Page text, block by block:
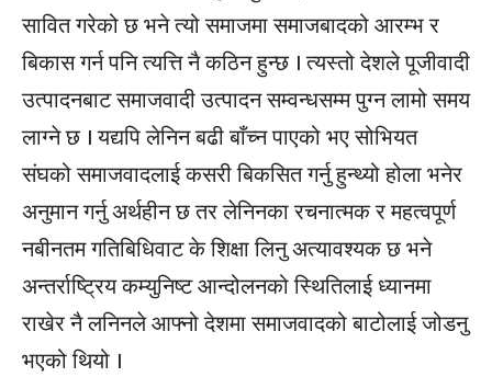
सावित गरेको छ भने त्यो समाजमा समाजबादको आरम्भ र
बिकास गर्न पनि त्यत्ति नै कठिन हुन्छ । त्यस्तो देशले पूजीवादी
उत्पादनबाट समाजवादी उत्पादन सम्वन्धसम्म पुग्न लामो समय
लाग्ने छ । यद्यपि लेनिन बढी बाँच्न पाएको भए सोभियत
संघको समाजवादलाई कसरी बिकसित गर्नु हुन्थ्यो होला भनेर
अनुमान गर्नु अर्थहीन छ तर लेनिनका रचनात्मक र महत्वपूर्ण
नबीनतम गतिबिधिवाट के शिक्षा लिनु अत्यावश्यक छ भने
अन्तर्राष्ट्रिय कम्युनिष्ट आन्दोलनको स्थितिलाई ध्यानमा
राखेर नै लनिनले आफ्नो देशमा समाजवादको बाटोलाई जोडनु
भएको थियो ।